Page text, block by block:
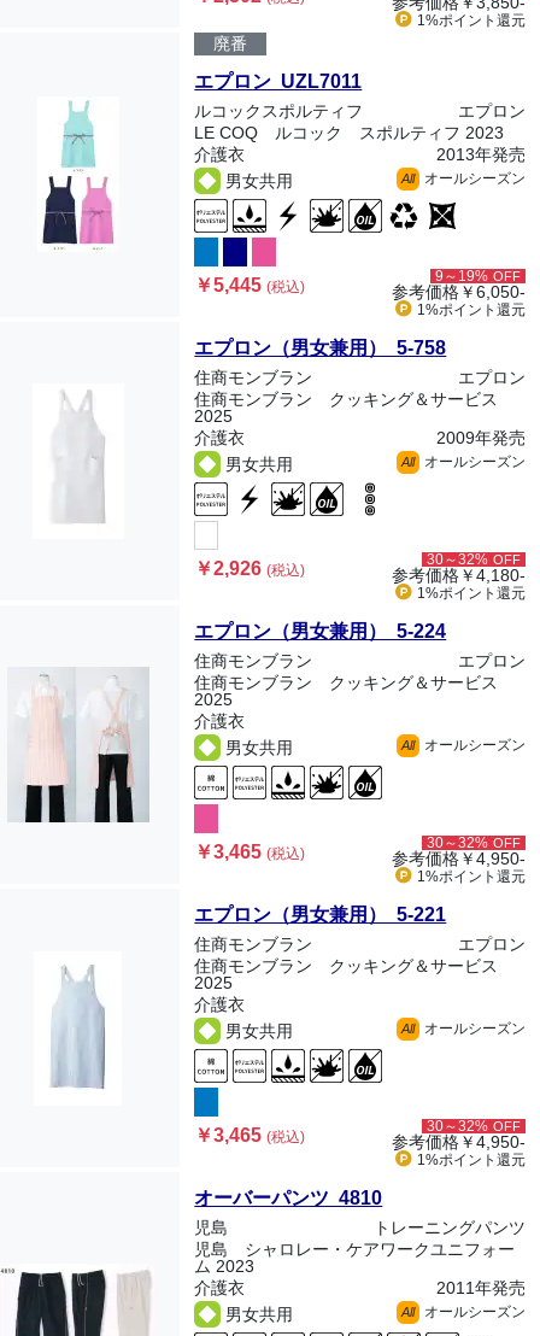
1%ポイント 還元
廃番
エプロン UZL7011
ルコックスポルティフ
エプロン
LE COQ ルコック スポルティフ 2023
介護衣
2013年発売
男女共用
All オールシーズン
￥5,445(税込)
9～19% OFF
参考価格￥6,050-
1%ポイント 還元
エプロン（男女兼用） 5-758
住商モンブラン
エプロン
住商モンブラン クッキング＆サービス
2025
介護衣
2009年発売
男女共用
All オールシーズン
￥2,926(税込)
30～32% OFF
参考価格￥4,180-
1%ポイント 還元
エプロン（男女兼用） 5-224
住商モンブラン
エプロン
住商モンブラン クッキング＆サービス
2025
介護衣
男女共用
All オールシーズン
￥3,465(税込)
30～32% OFF
参考価格￥4,950-
1%ポイント 還元
エプロン（男女兼用） 5-221
住商モンブラン
エプロン
住商モンブラン クッキング＆サービス
2025
介護衣
男女共用
All オールシーズン
￥3,465(税込)
30～32% OFF
参考価格￥4,950-
1%ポイント 還元
オーバーパンツ 4810
児島
トレーニングパンツ
児島 シャロレー・ケアワークユニフォー
ム 2023
介護衣
2011年発売
男女共用
All オールシーズン